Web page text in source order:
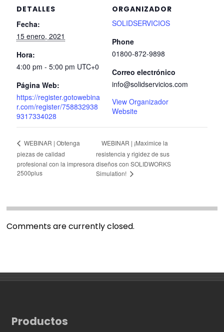
DETALLES
Fecha:
15 enero, 2021
Hora:
4:00 pm - 5:00 pm UTC+0
Página Web:
https://register.gotowebina
r.com/register/758832938
9317334028
ORGANIZADOR
SOLIDSERVICIOS
Phone
01800-872-9898
Correo electrónico
info@solidservicios.com
View Organizador
Website
WEBINAR | Obtenga
piezas de calidad
profesional con la impresora
2500plus
WEBINAR | ¡Maximice la
resistencia y rigidez de sus
diseños con SOLIDWORKS
Simulation!
Comments are currently closed.
Productos